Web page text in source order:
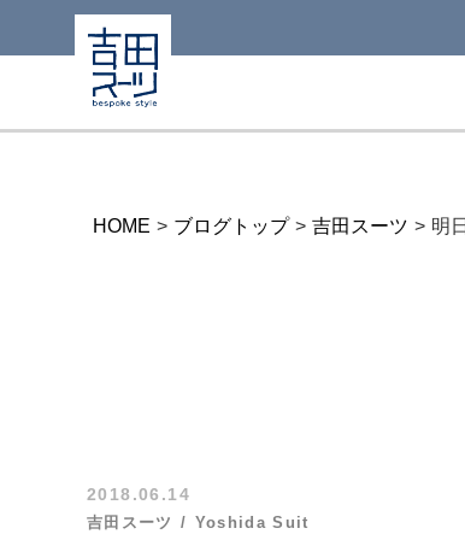
HOME > ブログトップ > 吉田スーツ > 明
2018.06.14
吉田スーツ Yoshida Suit